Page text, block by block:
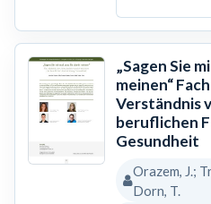
„Sagen Sie
meinen“
Verständnis
beruflichen
Gesundheit
Orazem, J.;
Dorn, T.